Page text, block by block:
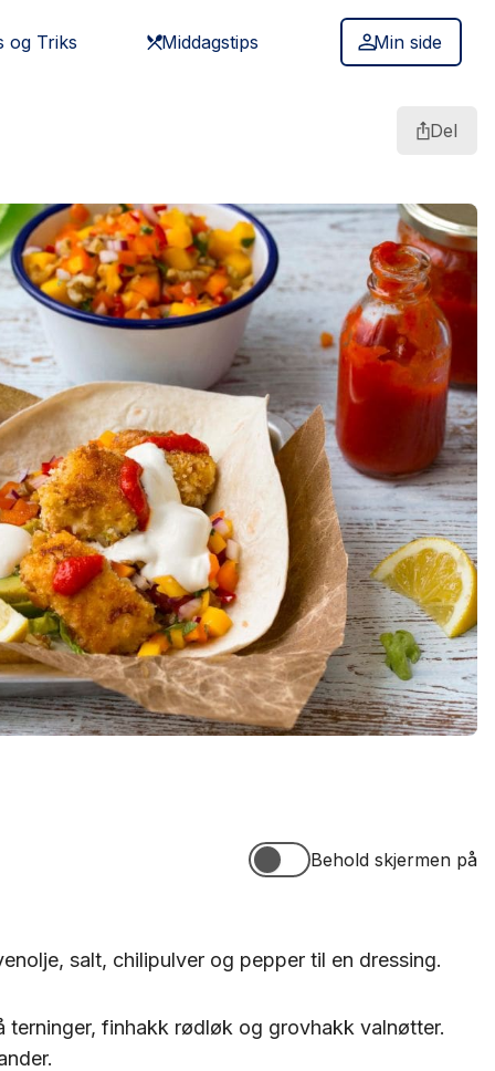
og Triks Middagstips Min side
Del
Behold skjermen på
Behold skjermen på
salt, chilipulver og pepper til en dressing.
terninger, finhakk rødløk og grovhakk valnøtter.